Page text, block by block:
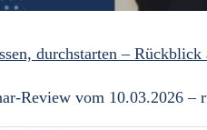
durchstarten –
Review vom 10.03.2026 –